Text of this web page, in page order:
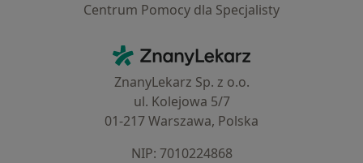
Centrum Pomocy dla Specjalisty
ZnanyLekarz - Strona główna
ZnanyLekarz Sp. z o.o.
ul. Kolejowa 5/7
01-217 Warszawa, Polska
NIP: ⁠7010224868